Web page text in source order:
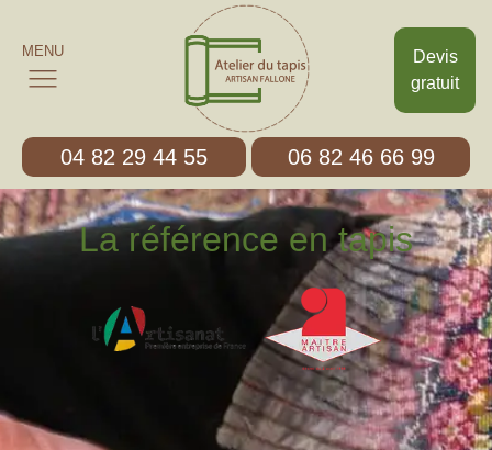
Devis
gratuit
MENU
04 82 29 44 55 06 82 46 66 99
La référence en tapis